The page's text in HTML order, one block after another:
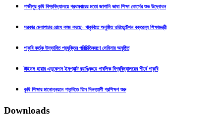
গাজীপুর কৃষি বিশ্ববিদ্যালয়ে প্রথমবারের মতো জাপানি ভাষা শিক্ষা কোর্সের শুভ উদ্বোধন
সরকার মেধাপাচার রোধে কাজ করছে- গাকৃবিতে অনুষ্ঠিত ওরিয়েন্টেশন বক্তব্যে শিক্ষামন্ত্রী
গাকৃবি কর্তৃক উদ্ভাবিত প্রযুক্তির পরিচিতিকরণে সেমিনার অনুষ্ঠিত
টাইমস হায়ার এডুকেশন ইমপ্যাক্ট র‍্যাঙ্কিংয়ে পাবলিক বিশ্ববিদ্যালয়ের শীর্ষে গাকৃবি
কৃষি শিক্ষার মানোন্নয়নে গাকৃবিতে তিন দিনব্যাপী প্রশিক্ষণ শুরু
Downloads